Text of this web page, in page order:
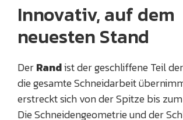
Innovativ, auf dem
neuesten Stand
DerRandist der geschliffene Teil
die gesamte Schneidarbeit
erstreckt sich von der Spitze bis
Die Schneidengeometrie und der